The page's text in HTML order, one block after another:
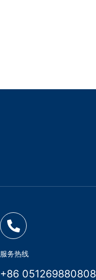
服务热线
+86 051269880808